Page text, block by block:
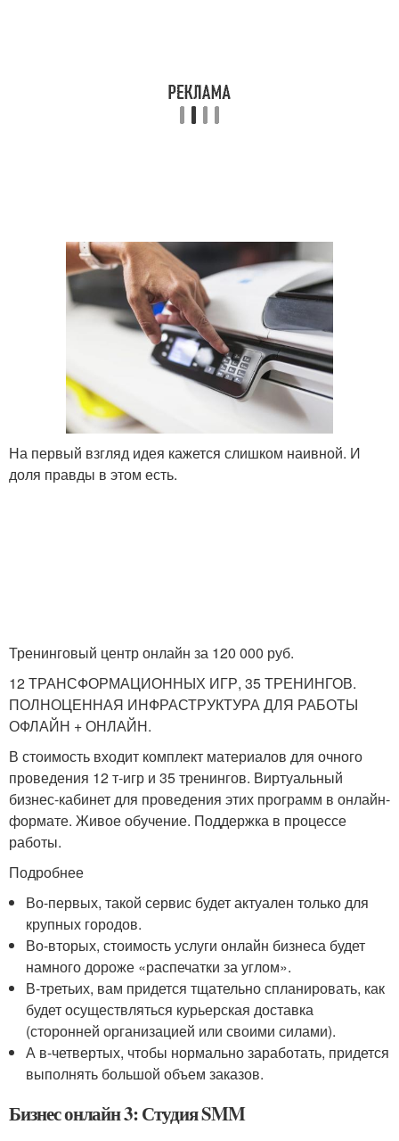
На первый взгляд идея кажется слишком наивной. И
доля правды в этом есть.
Тренинговый центр онлайн за 120 000 руб.
12 ТРАНСФОРМАЦИОННЫХ ИГР, 35 ТРЕНИНГОВ.
ПОЛНОЦЕННАЯ ИНФРАСТРУКТУРА ДЛЯ РАБОТЫ
ОФЛАЙН + ОНЛАЙН.
В стоимость входит комплект материалов для очного
проведения 12 т-игр и 35 тренингов. Виртуальный
бизнес-кабинет для проведения этих программ в онлайн-
формате. Живое обучение. Поддержка в процессе
работы.
Подробнее
Во-первых, такой сервис будет актуален только для
крупных городов.
Во-вторых, стоимость услуги онлайн бизнеса будет
намного дороже «распечатки за углом».
В-третьих, вам придется тщательно спланировать, как
будет осуществляться курьерская доставка
(сторонней организацией или своими силами).
А в-четвертых, чтобы нормально заработать, придется
выполнять большой объем заказов.
Бизнес онлайн 3: Студия SMM